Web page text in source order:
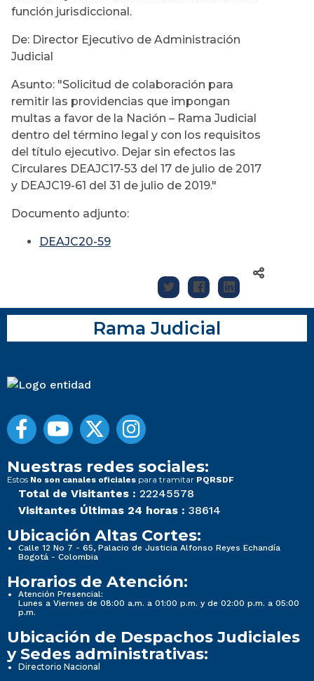
función jurisdiccional.
De: Director Ejecutivo de Administración
Judicial
Asunto: "Solicitud de colaboración para
remitir las providencias que impongan
multas a favor de la Nación – Rama Judicial
dentro del término legal y con los requisitos
del título ejecutivo. Dejar sin efectos las
Circulares DEAJC17-53 del 17 de julio de 2017
y DEAJC19-61 del 31 de julio de 2019."
Documento adjunto:
DEAJC20-59
Rama Judicial
Nuestras redes sociales:
Estos No son canales oficiales para tramitar PQRSDF
Total de Visitantes : 22245578
Visitantes Últimas 24 horas : 38614
Ubicación Altas Cortes:
Calle 12 No 7 - 65, Palacio de Justicia Alfonso Reyes Echandía
Bogotá - Colombia
Horarios de Atención:
Atención Presencial:
Lunes a Viernes de 08:00 a.m. a 01:00 p.m. y de 02:00 p.m. a 05:00
p.m.
Ubicación de Despachos Judiciales
y Sedes administrativas:
Directorio Nacional